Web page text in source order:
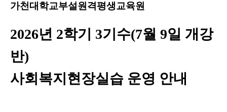
가천대학교부설원격평생교육원
2026년 2학기 3기수(7월 9일 개강
반)
사회복지현장실습 운영 안내